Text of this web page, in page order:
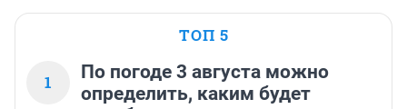
ТОП 5
1
По погоде 3 августа можно
определить, каким будет